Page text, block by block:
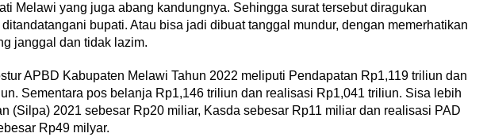
Melawi yang juga abang kandungnya. Sehingga surat tersebut diragukan
bupati. Atau bisa jadi dibuat tanggal mundur, dengan memerhatikan
janggal dan tidak lazim.
APBD Kabupaten Melawi Tahun 2022 meliputi Pendapatan Rp1,119 triliun dan
Sementara pos belanja Rp1,146 triliun dan realisasi Rp1,041 triliun. Sisa lebih
(Silpa) 2021 sebesar Rp20 miliar, Kasda sebesar Rp11 miliar dan realisasi PAD
Rp49 milyar.